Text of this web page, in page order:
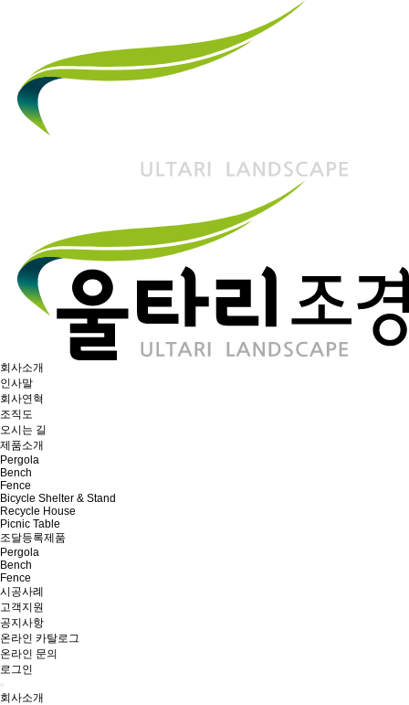
회사소개
인사말
회사연혁
조직도
오시는 길
제품소개
Pergola
Bench
Fence
Bicycle Shelter & Stand
Recycle House
Picnic Table
조달등록제품
Pergola
Bench
Fence
시공사례
고객지원
공지사항
온라인 카탈로그
온라인 문의
로그인
회사소개